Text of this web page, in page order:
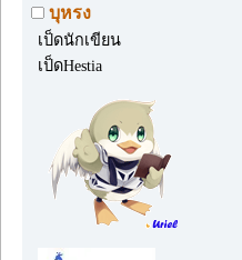
บุหรง
เป็ดนักเขียน
เป็ดHestia